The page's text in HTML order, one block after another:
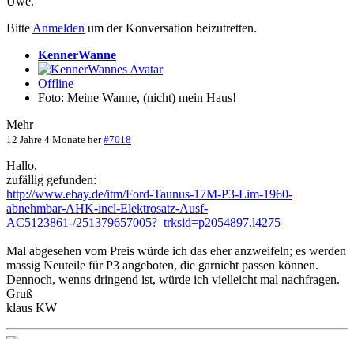
Bitte Anmelden um der Konversation beizutretten.
KennerWanne
Offline
Foto: Meine Wanne, (nicht) mein Haus!
Mehr
12 Jahre 4 Monate her #7018
Hallo,
zufällig gefunden:
http://www.ebay.de/itm/Ford-Taunus-17M-P3-Lim-1960-
abnehmbar-AHK-incl-Elektrosatz-Ausf-
AC5123861-/251379657005?_trksid=p2054897.l4275
Mal abgesehen vom Preis würde ich das eher anzweifeln; es werden
massig Neuteile für P3 angeboten, die garnicht passen können.
Dennoch, wenns dringend ist, würde ich vielleicht mal nachfragen.
Gruß
klaus KW